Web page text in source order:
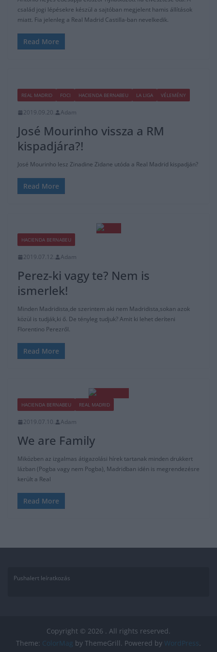
család jogi lépésekre készül a sajtóban megjelent hamis állítások
miatt. Fia jelenleg a Real Madrid Castilla-ban nevelkedik.
Read More
REAL MADRID FOCI HACIENDA BERNABEU LA LIGA VÉLEMÉNY
2019.09.20. Adam
José Mourinho vissza a RM
kispadjára?!
José Mourinho lesz Zinadine Zidane utóda a Real Madrid kispadján?
Read More
HACIENDA BERNABEU
2019.07.12. Adam
Perez-ki vagy te? Nem is
ismerlek!
Minden Madridista,de szerintem aki nem Madridista,sokan azok
közül is tudják,ki ő. De tényleg tudjuk? Amit ki lehet deríteni
Florentino Perezről.
Read More
HACIENDA BERNABEU REAL MADRID
2019.07.10. Adam
We are Family
Miközben az izgalmas átigazolási hírek tartanak minden drukkert
lázban (Pogba vagy nem Pogba), Madridban idén is megrendezésre
került a Real
Read More
Pushalert leíratkozás
Copyright © 2026 . All rights reserved.
Theme: ColorMag by ThemeGrill. Powered by WordPress.